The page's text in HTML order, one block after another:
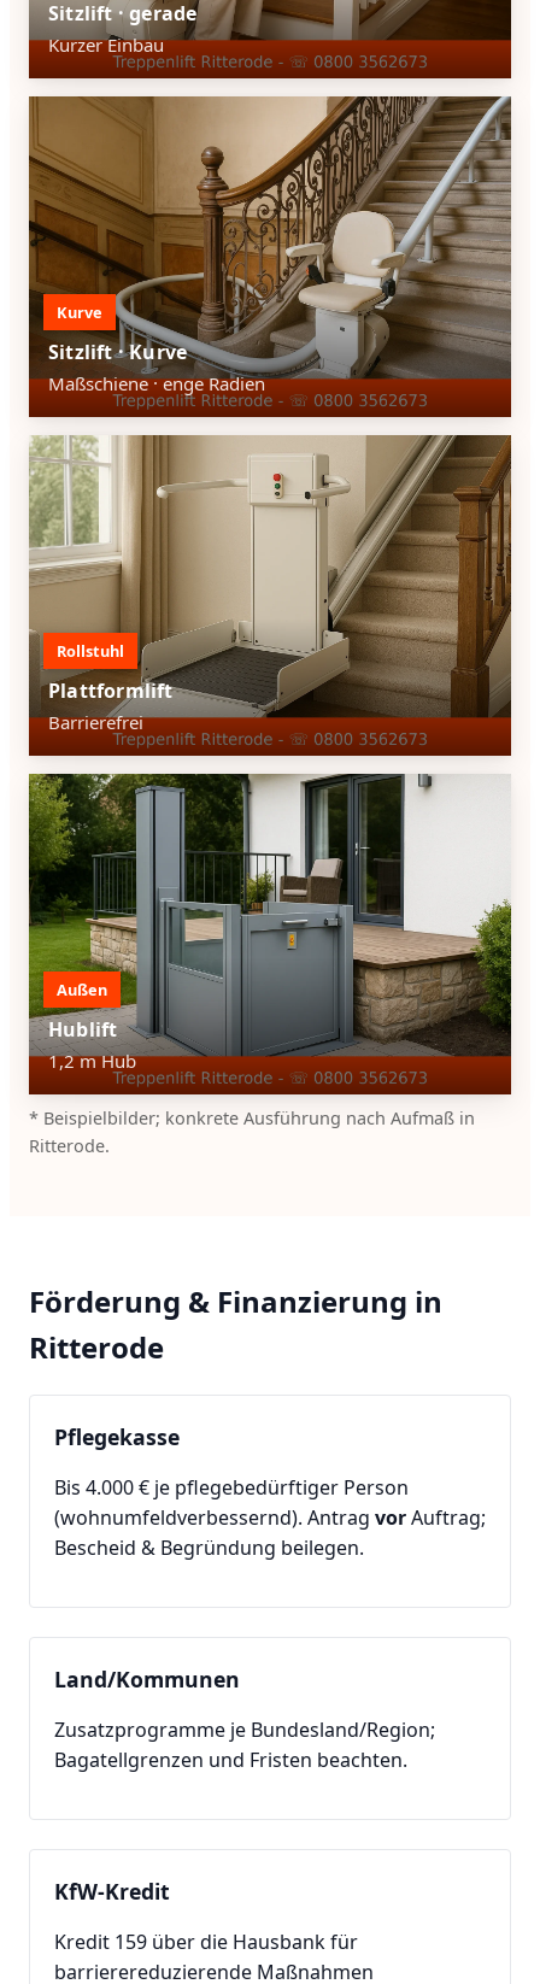
Sitzlift · gerade
Kurzer Einbau
Kurve
Sitzlift · Kurve
Maßschiene · enge Radien
Rollstuhl
Plattformlift
Barrierefrei
Außen
Hublift
1,2 m Hub
* Beispielbilder; konkrete Ausführung nach Aufmaß in
Ritterode.
Förderung & Finanzierung in
Ritterode
Pflegekasse
Bis 4.000 € je pflegebedürftiger Person
(wohnumfeldverbessernd). Antrag vorAuftrag;
Bescheid & Begründung beilegen.
Land/Kommunen
Zusatzprogramme je Bundesland/Region;
Bagatellgrenzen und Fristen beachten.
KfW-Kredit
Kredit 159 über die Hausbank für
barrierereduzierende Maßnahmen